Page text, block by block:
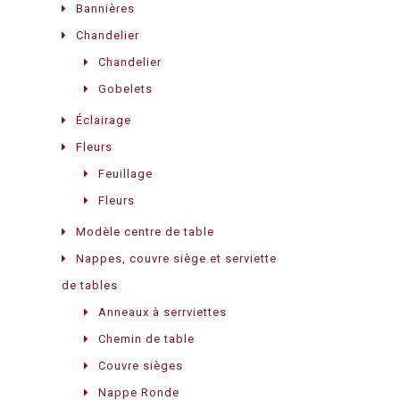
Bannières
Chandelier
Chandelier
Gobelets
Éclairage
Fleurs
Feuillage
Fleurs
Modèle centre de table
Nappes, couvre siège et serviette
de tables
Anneaux à serrviettes
Chemin de table
Couvre sièges
Nappe Ronde